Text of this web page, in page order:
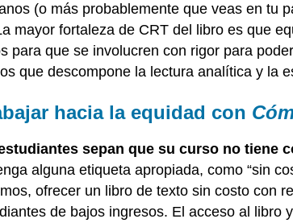
(o más probablemente que veas en tu
mayor fortaleza de CRT del libro es que
para que se involucren con rigor para
que descompone la lectura analítica y la
hacia la equidad con
sepan que su curso no tiene
alguna etiqueta apropiada, como “sin
ofrecer un libro de texto sin costo con
de bajos ingresos. El acceso al